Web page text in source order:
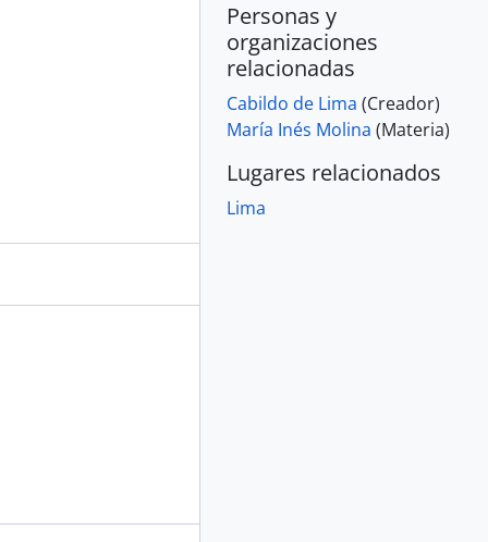
Personas y
organizaciones
relacionadas
Cabildo de Lima (Creador)
María Inés Molina (Materia)
Lugares relacionados
Lima